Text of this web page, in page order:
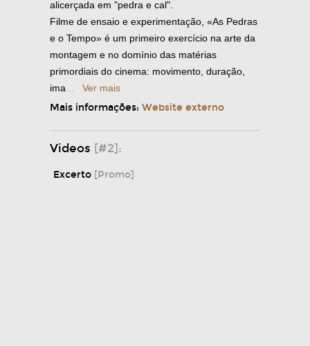
alicerçada em "pedra e cal".
Filme de ensaio e experimentação, «As Pedras
e o Tempo» é um primeiro exercício na arte da
montagem e no domínio das matérias
primordiais do cinema: movimento, duração,
ima
Ver mais
Mais informações: Website externo
Videos [#2]:
Excerto [Promo]